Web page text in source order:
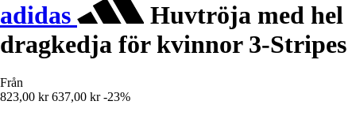
adidas
Huvtröja med hel
dragkedja för kvinnor 3-Stripes
Från
823,00 kr 637,00 kr -23%